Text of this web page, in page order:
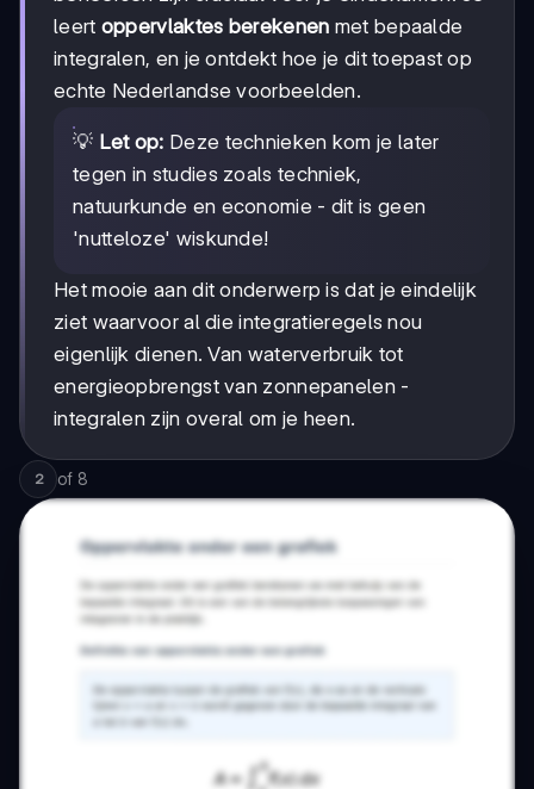
leert oppervlaktes berekenen met bepaalde
integralen, en je ontdekt hoe je dit toepast op
echte Nederlandse voorbeelden.
💡 Let op: Deze technieken kom je later
tegen in studies zoals techniek,
natuurkunde en economie - dit is geen
'nutteloze' wiskunde!
Het mooie aan dit onderwerp is dat je eindelijk
ziet waarvoor al die integratieregels nou
eigenlijk dienen. Van waterverbruik tot
energieopbrengst van zonnepanelen -
integralen zijn overal om je heen.
2 of 8